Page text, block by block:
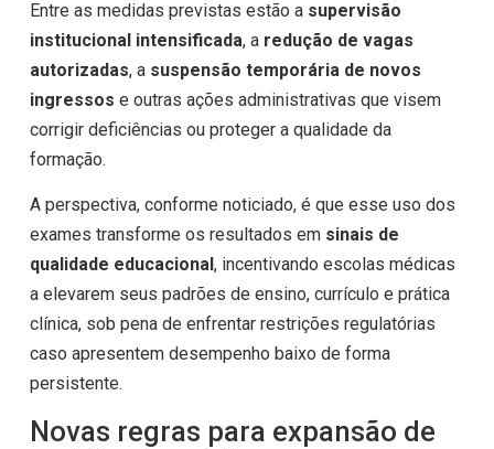
Entre as medidas previstas estão a supervisão
institucional intensificada, a redução de vagas
autorizadas, a suspensão temporária de novos
ingressos e outras ações administrativas que visem
corrigir deficiências ou proteger a qualidade da
formação.
A perspectiva, conforme noticiado, é que esse uso dos
exames transforme os resultados em sinais de
qualidade educacional , incentivando escolas médicas
a elevarem seus padrões de ensino, currículo e prática
clínica, sob pena de enfrentar restrições regulatórias
caso apresentem desempenho baixo de forma
persistente.
Novas regras para expansão de